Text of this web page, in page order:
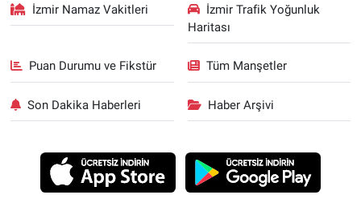
İzmir Namaz Vakitleri
İzmir Trafik Yoğunluk
Haritası
Puan Durumu ve Fikstür Tüm Manşetler
Son Dakika Haberleri Haber Arşivi